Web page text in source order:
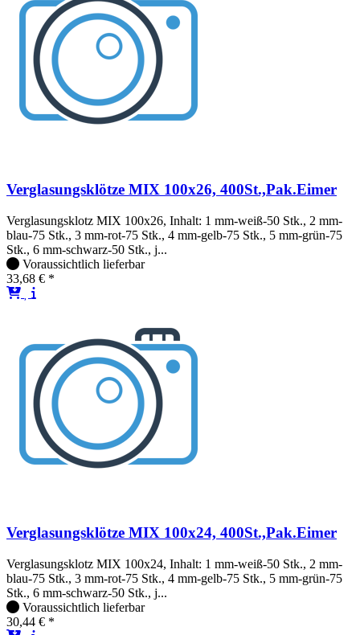
Verglasungsklötze MIX 100x26, 400St.,Pak.Eimer
Verglasungsklotz MIX 100x26, Inhalt: 1 mm-weiß-50 Stk., 2 mm-
blau-75 Stk., 3 mm-rot-75 Stk., 4 mm-gelb-75 Stk., 5 mm-grün-75
Stk., 6 mm-schwarz-50 Stk., j...
Voraussichtlich lieferbar
33,68 € *
Verglasungsklötze MIX 100x24, 400St.,Pak.Eimer
Verglasungsklotz MIX 100x24, Inhalt: 1 mm-weiß-50 Stk., 2 mm-
blau-75 Stk., 3 mm-rot-75 Stk., 4 mm-gelb-75 Stk., 5 mm-grün-75
Stk., 6 mm-schwarz-50 Stk., j...
Voraussichtlich lieferbar
30,44 € *